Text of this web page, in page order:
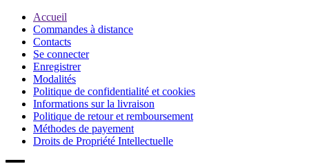
Accueil
Commandes à distance
Contacts
Se connecter
Enregistrer
Modalités
Politique de confidentialité et cookies
Informations sur la livraison
Politique de retour et remboursement
Méthodes de payement
Droits de Propriété Intellectuelle